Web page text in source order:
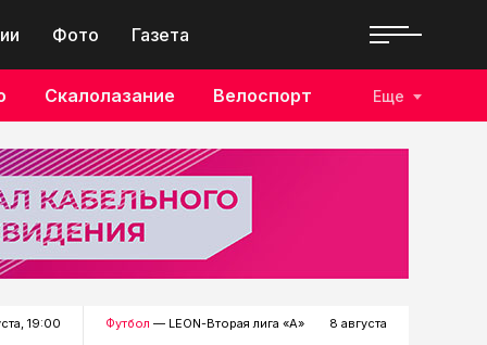
Фото Газета
Скалолазание Велоспорт Еще
19:00 Футбол — LEON-Вторая лига «А» 8 августа